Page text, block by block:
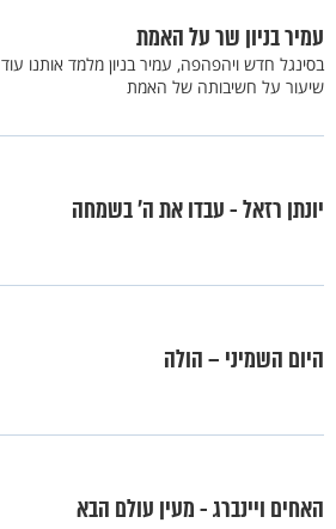
עמיר בניון שר על האמת
בסינגל חדש ויהפהפה, עמיר בניון מלמד אותנו עוד
שיעור על חשיבותה של האמת
יונתן רזאל - עבדו את ה' בשמחה
היום השמיני – הולה
האחים ויינברג - מעין עולם הבא